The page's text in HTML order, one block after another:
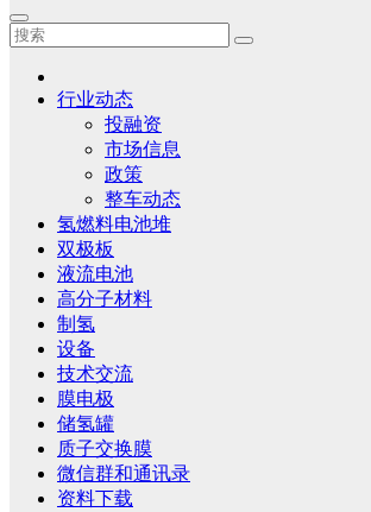
行业动态
投融资
市场信息
政策
整车动态
氢燃料电池堆
双极板
液流电池
高分子材料
制氢
设备
技术交流
膜电极
储氢罐
质子交换膜
微信群和通讯录
资料下载